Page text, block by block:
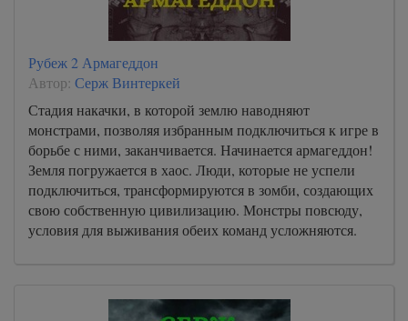
Рубеж 2 Армагеддон
Автор: Серж Винтеркей
Стадия накачки, в которой землю наводняют
монстрами, позволяя избранным подключиться к игре в
борьбе с ними, заканчивается. Начинается армагеддон!
Земля погружается в хаос. Люди, которые не успели
подключиться, трансформируются в зомби, создающих
свою собственную цивилизацию. Монстры повсюду,
условия для выживания обеих команд усложняются.